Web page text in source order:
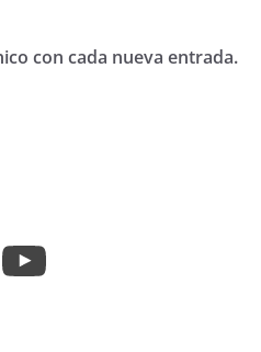
con cada nueva entrada.
YouTube